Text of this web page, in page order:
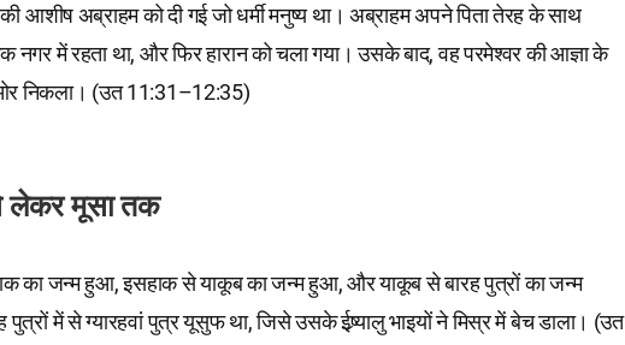
आशीष अब्राहम को दी गई जो धर्मी मनुष्य था। अब्राहम अपने पिता तेरह के साथ
नगर में रहता था, और फिर हारान को चला गया। उसके बाद, वह परमेश्वर की आज्ञा के
निकला। (उत 11:31–12:35)
लेकर मूसा तक
का जन्म हुआ, इसहाक से याकूब का जन्म हुआ, और याकूब से बारह पुत्रों का जन्म
में से ग्यारहवां पुत्र यूसुफ था, जिसे उसके ईष्र्यालु भाइयों ने मिस्र में बेच डाला। (उत